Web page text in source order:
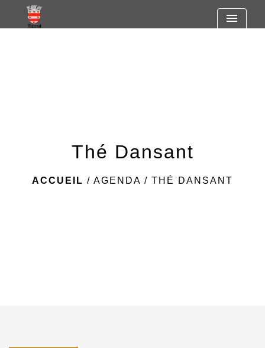
https://www.googletagmanager.com/gtag/js?id=G-
R7SF805ST2
menu
Thé Dansant
ACCUEIL / AGENDA / THÉ DANSANT